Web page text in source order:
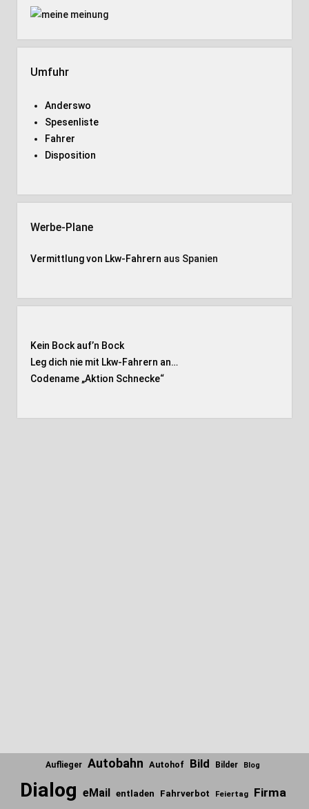
Umfuhr
Anderswo
Spesenliste
Fahrer
Disposition
Werbe-Plane
Vermittlung von Lkw-Fahrern aus Spanien
Kein Bock auf’n Bock
Leg dich nie mit Lkw-Fahrern an…
Codename „Aktion Schnecke“
Auflieger Autobahn Autohof Bild Bilder Blog
Dialog eMail entladen Fahrverbot Feiertag Firma